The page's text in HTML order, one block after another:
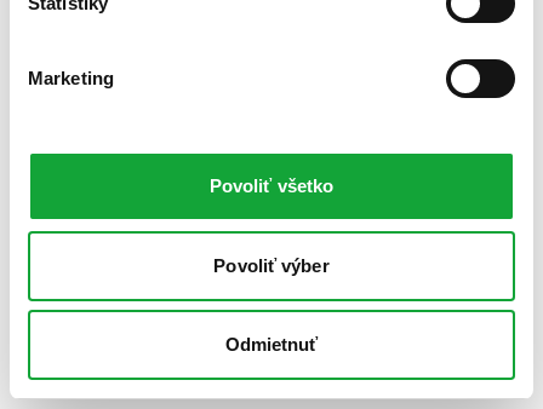
Marketing
Povoliť všetko
Povoliť výber
Odmietnuť